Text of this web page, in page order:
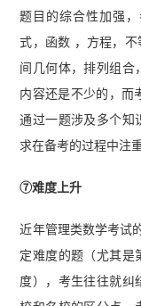
题目的综合性加强
式，函数 ，方程，
间几何体，排列组合
内容还是不少的，而
通过一题涉及多个知
求在备考的过程中注
⑦难度上升
近年管理类数学考试
定难度的题（尤其是
度），考生往往就纠